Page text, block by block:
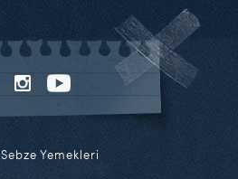
Sebze Yemekleri